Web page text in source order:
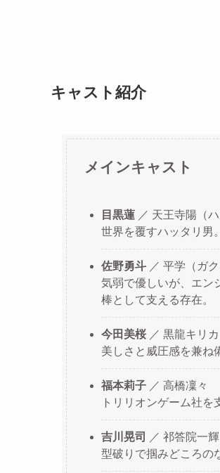
キャスト紹介
メインキャスト
目黒蓮 ／ 天王寺陽（ハ
世界を覆すハッタリ男
佐野勇斗 ／ 平学（ガク
気弱で優しいが、エン
棒として支える存在。
今田美桜／ 黒龍キリカ
美しさと威圧感を兼ね
福本莉子 ／ 高橋凜々
トリリオンゲーム社を
吉川晃司
／ 祁答院一輝
型破りで掴みどころの